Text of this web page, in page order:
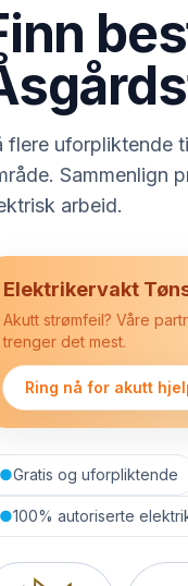
flere uforpliktende
Sammenlign
arbeid.
Elektrikervakt
Akutt strømfeil? Våre
trenger det mest.
Ring nå for akutt
●Gratis og uforpliktende
●100% autoriserte